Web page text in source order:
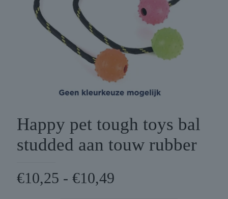
Happy pet tough toys bal
studded aan touw rubber
€10,25 - €10,49